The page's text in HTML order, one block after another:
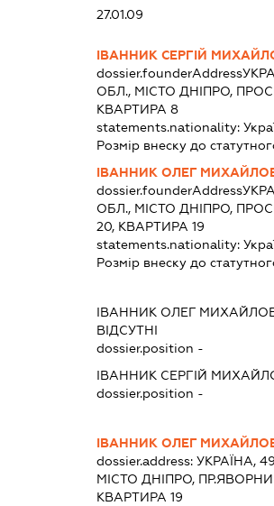
27.01.09
ІВАННИК СЕРГІЙ
dossier.founderAddress
ОБЛ., МІСТО ДНІПРО,
КВАРТИРА 8
statements.nationality:
Розмір внеску до
ІВАННИК ОЛЕГ
dossier.founderAddress
ОБЛ., МІСТО ДНІПРО,
20, КВАРТИРА 19
statements.nationality:
Розмір внеску до
ІВАННИК ОЛЕГ
ВІДСУТНІ
dossier.position -
ІВАННИК СЕРГІЙ
dossier.position -
ІВАННИК ОЛЕГ
dossier.address: УКРАЇНА,
МІСТО ДНІПРО,
КВАРТИРА 19